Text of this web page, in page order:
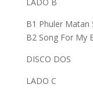
LADO B
B1 Phuler Matan
B2 Song For My
DISCO DOS
LADO C